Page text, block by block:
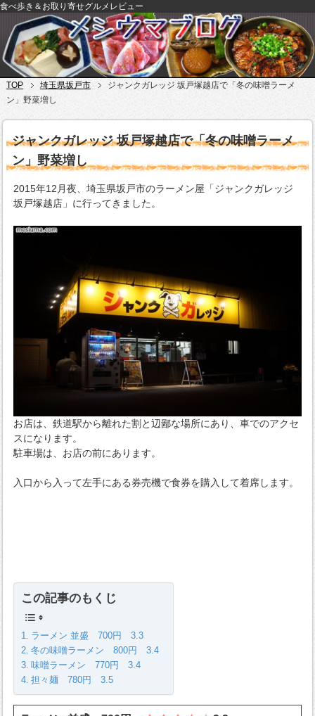
食べ歩き＆お取り寄せグルメレビュー
TOP 埼玉県坂戸市
ジャンクガレッジ 坂戸塚越店で「冬の味噌ラーメ
ン」野菜増し
ジャンクガレッジ 坂戸塚越店で「冬の味噌ラーメ
ン」野菜増し
2015年12月夜、埼玉県坂戸市のラーメン屋「ジャンクガレッジ
坂戸塚越店」に行ってきました。
お店は、鉄道駅から離れた割と辺鄙な場所にあり、車でのアクセ
スになります。
駐車場は、お店の前にあります。
入口から入って左手にある券売機で食券を購入して着席します。
この記事のもくじ
ラーメン 並盛 700円 3.3
冬の味噌ラーメン 800円 3.4
味噌ラーメン 770円 3.4
担々麺 780円 3.5